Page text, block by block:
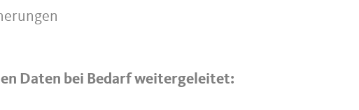
Daten bei Bedarf weitergeleitet: